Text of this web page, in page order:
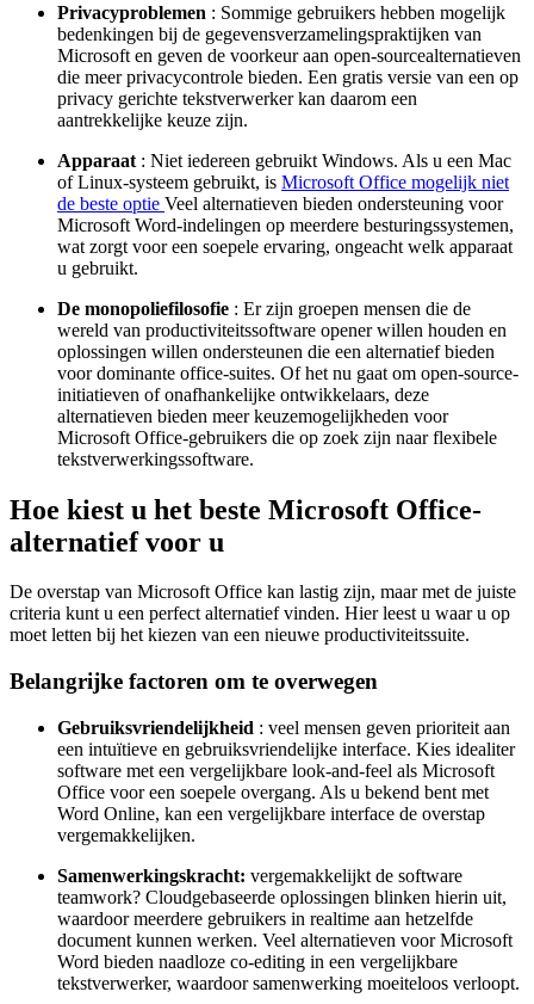
Privacyproblemen : Sommige gebruikers hebben mogelijk
bedenkingen bij de gegevensverzamelingspraktijken van
Microsoft en geven de voorkeur aan open-sourcealternatieven
die meer privacycontrole bieden. Een gratis versie van een op
privacy gerichte tekstverwerker kan daarom een
aantrekkelijke keuze zijn.
Apparaat : Niet iedereen gebruikt Windows. Als u een Mac
of Linux-systeem gebruikt, is Microsoft Office mogelijk niet
de beste optie Veel alternatieven bieden ondersteuning voor
Microsoft Word-indelingen op meerdere besturingssystemen,
wat zorgt voor een soepele ervaring, ongeacht welk apparaat
u gebruikt.
De monopoliefilosofie : Er zijn groepen mensen die de
wereld van productiviteitssoftware opener willen houden en
oplossingen willen ondersteunen die een alternatief bieden
voor dominante office-suites. Of het nu gaat om open-source-
initiatieven of onafhankelijke ontwikkelaars, deze
alternatieven bieden meer keuzemogelijkheden voor
Microsoft Office-gebruikers die op zoek zijn naar flexibele
tekstverwerkingssoftware.
Hoe kiest u het beste Microsoft Office-
alternatief voor u
De overstap van Microsoft Office kan lastig zijn, maar met de juiste
criteria kunt u een perfect alternatief vinden. Hier leest u waar u op
moet letten bij het kiezen van een nieuwe productiviteitssuite.
Belangrijke factoren om te overwegen
Gebruiksvriendelijkheid : veel mensen geven prioriteit aan
een intuïtieve en gebruiksvriendelijke interface. Kies idealiter
software met een vergelijkbare look-and-feel als Microsoft
Office voor een soepele overgang. Als u bekend bent met
Word Online, kan een vergelijkbare interface de overstap
vergemakkelijken.
Samenwerkingskracht: vergemakkelijkt de software
teamwork? Cloudgebaseerde oplossingen blinken hierin uit,
waardoor meerdere gebruikers in realtime aan hetzelfde
document kunnen werken. Veel alternatieven voor Microsoft
Word bieden naadloze co-editing in een vergelijkbare
tekstverwerker, waardoor samenwerking moeiteloos verloopt.